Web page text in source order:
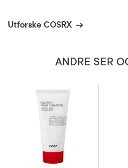
Utforske COSRX
ANDRE SER